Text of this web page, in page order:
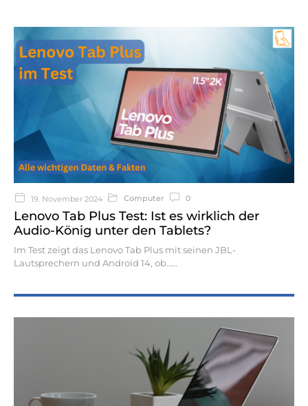
19. November 2024 Computer 0
Lenovo Tab Plus Test: Ist es wirklich der
Audio-König unter den Tablets?
Im Test zeigt das Lenovo Tab Plus mit seinen JBL-
Lautsprechern und Android 14, ob…